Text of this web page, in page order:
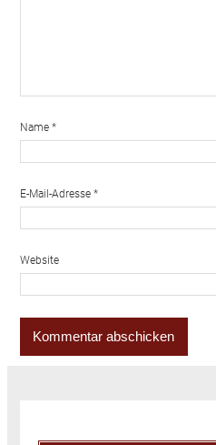
Name *
E-Mail-Adresse *
Website